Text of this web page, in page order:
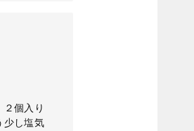
個入り
少し塩気